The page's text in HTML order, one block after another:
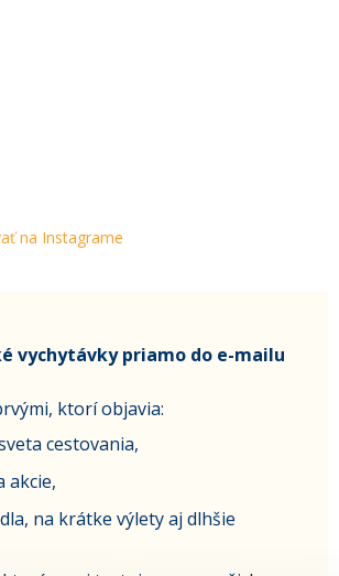
na Instagrame
vychytávky priamo do e-mailu
ktorí objavia:
cestovania,
akcie,
na krátke výlety aj dlhšie